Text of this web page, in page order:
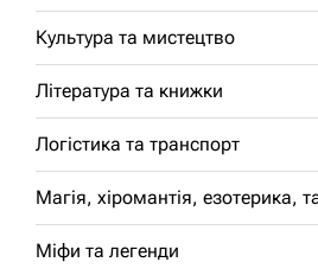
Культура та мистецтво
Література та книжки
Логістика та транспорт
Магія, хіромантія, езотерика,
Міфи та легенди